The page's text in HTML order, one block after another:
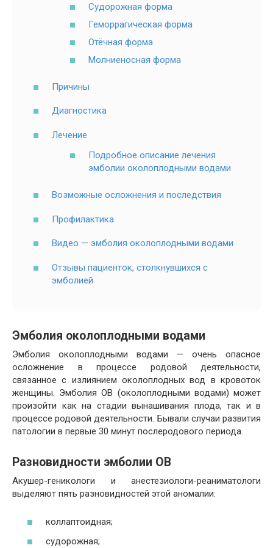
Судорожная форма
Геморрагическая форма
Отёчная форма
Молниеносная форма
Причины
Диагностика
Лечение
Подробное описание лечения
эмболии околоплодными водами
Возможные осложнения и последствия
Профилактика
Видео — эмболия околоплодными водами
Отзывы пациенток, столкнувшихся с
эмболией
Эмболия околоплодными водами
Эмболия околоплодными водами — очень опасное
осложнение в процессе родовой деятельности,
связанное с излиянием околоплодных вод в кровоток
женщины. Эмболия ОВ (околоплодными водами) может
произойти как на стадии вынашивания плода, так и в
процессе родовой деятельности. Бывали случаи развития
патологии в первые 30 минут послеродового периода.
Разновидности эмболии ОВ
Акушер-геникологи и анестезиологи-реаниматологи
выделяют пять разновидностей этой аномалии:
коллаптоидная;
судорожная;